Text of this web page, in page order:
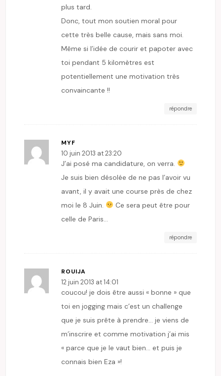
plus tard.
Donc, tout mon soutien moral pour
cette très belle cause, mais sans moi.
Même si l’idée de courir et papoter avec
toi pendant 5 kilomètres est
potentiellement une motivation très
convaincante !!
répondre
MYF
10 juin 2013 at 23:20
J’ai posé ma candidature, on verra.
Je suis bien désolée de ne pas l’avoir vu
avant, il y avait une course près de chez
moi le 8 Juin.
Ce sera peut être pour
celle de Paris…
répondre
ROUIJA
12 juin 2013 at 14:01
coucou! je dois être aussi « bonne » que
toi en jogging mais c’est un challenge
que je suis prête à prendre… je viens de
m’inscrire et comme motivation j’ai mis
« parce que je le vaut bien… et puis je
connais bien Eza »!